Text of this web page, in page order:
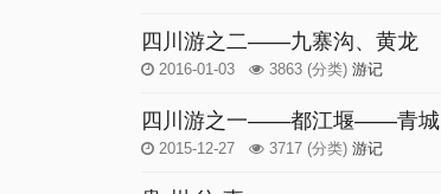
四川游之二——九寨沟、黄龙
2016-01-03 3863 (分类) 游记
四川游之一——都江堰——青城
2015-12-27 3717 (分类) 游记